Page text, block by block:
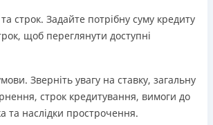
строк. Задайте потрібну суму кредиту
щоб переглянути доступні
Зверніть увагу на ставку, загальну
строк кредитування, вимоги до
та наслідки прострочення.